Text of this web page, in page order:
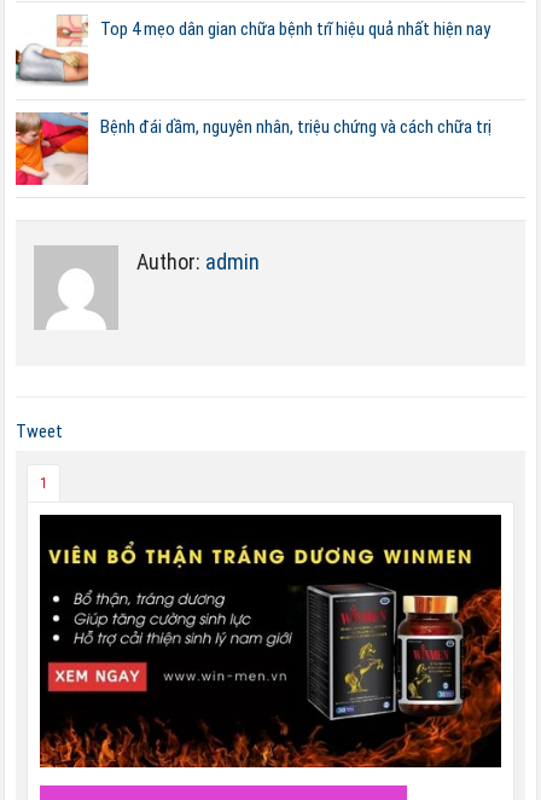
Top 4 mẹo dân gian chữa bệnh trĩ hiệu quả nhất hiện nay
Bệnh đái dầm, nguyên nhân, triệu chứng và cách chữa trị
Author: admin
Tweet
1